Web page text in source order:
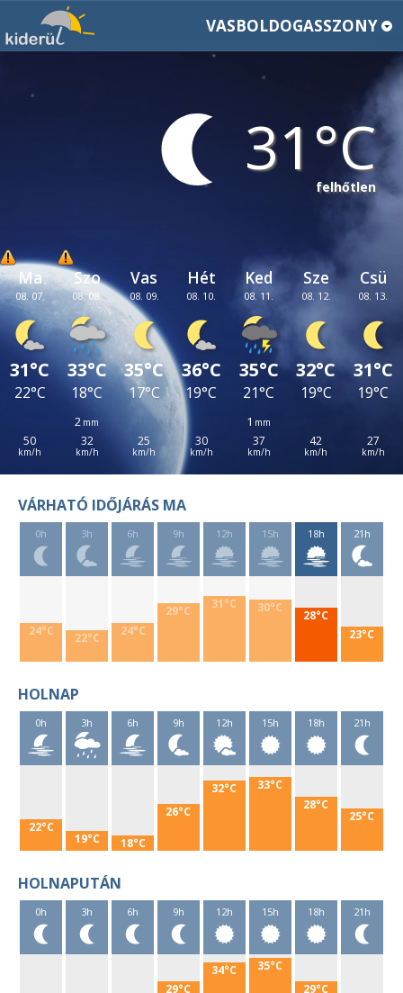
VASBOLDOGASSZONY
31
felhőtlen
Ma
08. 07.
31°C
22°C
50
Szo
08. 08.
33°C
18°C
2
32
Vas
08. 09.
35°C
17°C
25
Hét
08. 10.
36°C
19°C
30
Ked
08. 11.
35°C
21°C
1
37
Sze
08. 12.
32°C
19°C
42
Csü
08. 13.
31°C
19°C
27
VÁRHATÓ IDŐJÁRÁS MA
0h
24°C
3h
22°C
6h
24°C
9h
29°C
12h
31°C
15h
30°C
18h
28°C
21h
23°C
HOLNAP
0h
22°C
3h
19°C
6h
18°C
9h
26°C
12h
32°C
15h
33°C
18h
28°C
21h
25°C
HOLNAPUTÁN
0h 3h 6h 9h
29°C
12h
34°C
15h
35°C
18h
29°C
21h